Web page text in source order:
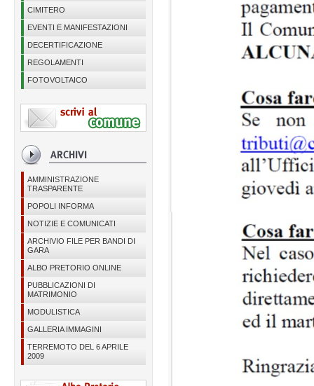
CIMITERO
EVENTI E MANIFESTAZIONI
DECERTIFICAZIONE
REGOLAMENTI
FOTOVOLTAICO
AMMINISTRAZIONE
TRASPARENTE
POPOLI INFORMA
NOTIZIE E COMUNICATI
ARCHIVIO FILE PER BANDI DI
GARA
ALBO PRETORIO ONLINE
PUBBLICAZIONI DI
MATRIMONIO
MODULISTICA
GALLERIA IMMAGINI
TERREMOTO DEL 6 APRILE
2009